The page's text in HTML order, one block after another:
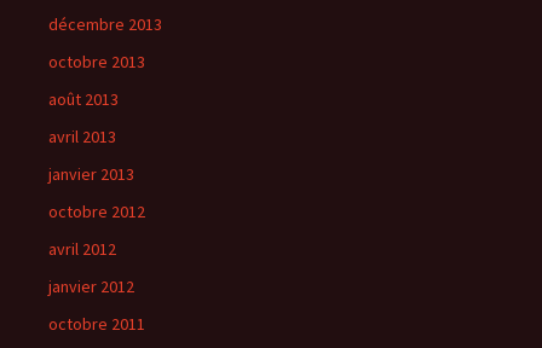
décembre 2013
octobre 2013
août 2013
avril 2013
janvier 2013
octobre 2012
avril 2012
janvier 2012
octobre 2011